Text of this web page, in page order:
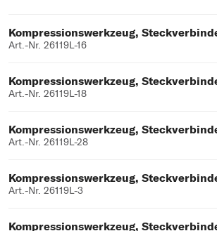
Kompressionswerkzeug,
Art.-Nr. 26119L-16
Kompressionswerkzeug,
Art.-Nr. 26119L-18
Kompressionswerkzeug,
Art.-Nr. 26119L-28
Kompressionswerkzeug,
Art.-Nr. 26119L-3
Kompressionswerkzeug,